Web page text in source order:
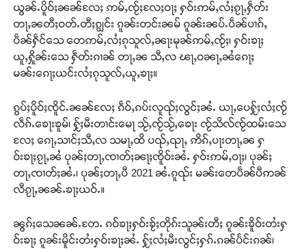
ယွၼ်ႉပိူဝ်ႈၼၼ်လႄႈ ဢမ်ႇၸႂ်ႈလႄႈဝႃႈ ႁဝ်းဢမ်ႇလႆႈၵႂႃႇႁဵတ်း
တႃႇၼတီႈဝတ်ႉတီႈၵျွင်း ၵူၼ်းတင်းၼမ် ၵူၼ်းၼပ်ႉပဵၼ်ပၢၵ်ႇ
ပဵၼ်ႁဵင်သေ တေဢမ်ႇလႆႈၵုသူလ်ႇၼႃးမုၼ်ဢမ်ႇၸႂ်ႈ၊ ႁဝ်းၶႃႈ
ယူႇႁိူၼ်းသေ ႁဵတ်းၵၢၼ် တႃႇၼ သီႇလ ၽႃႇဝၼႃႇၼႆၵေႃႈ
မၼ်းၵေႃႈယင်းလႆႈၵုသူလ်ႇယူႇၶႃႈ။
ၵွပ်ႈပိူဝ်ႈၸိူင်ႉၼၼ်လႄႈ ၵဵဝ်ႇၵပ်းလူၺ်ႈလွင်ႈၼႆႉ ယႃႇပေႁႂ်ႈလႆႈၸႂ်
လဵၵ်ႉၶေႃးၶူမ်၊ ႁႂ်ႈမီးတၢင်းမေႃ သႂ်ႇၸႂ်သႂ်ႇၶေႃး ၸႂ်သိလ်ၸႂ်ထမ်းသေ
လႄႈ ၵေႃႇသၢင်ႈသီႇလ သမႃႇထိ ပၺ်ႇၺႃႇ ဢိၵ်ႇပႃးတႃႇၼ ႁ
ဝ်းၶႃႈၵႂႃႇၼႆ ပုၼ်ႈတႃႇၸၢတ်ႈၼႃႈၸိူဝ်းၼႆႉ ႁဝ်းဢမ်ႇဝႃႈ၊ ပုၼ်ႈ
တႃႇၸၢတ်ႈၼႆႉ၊ ပုၼ်ႈတႃႇပီ 2021 ၼႆႉၵူၺ်း မၼ်းတေပဵၼ်ပီဢၼ်
လီၵႂႃႇၼၼ်ႉၶႃႈယဝ်ႉ။
ၼွၵ်ႈသေၼၼ်ႉတႄႉ ၵဝ်ၶႃႈႁဝ်းၶႂ်ႈတိုၵ်းသူၼ်းတီႈ ၵူၼ်းၶိူဝ်းတႆးႁ
ဝ်းၶႃႈ ၵူၼ်းမိူင်းတႆးႁဝ်းၶႃႈၼႆႉ ႁႂ်ႈလႆႈမီးလွင်ႈႁၵ်ႉၵၼ်ပႅင်းၵၼ်၊